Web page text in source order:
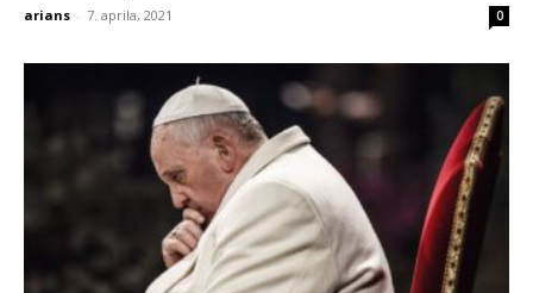
arians - 7. aprila, 2021 0